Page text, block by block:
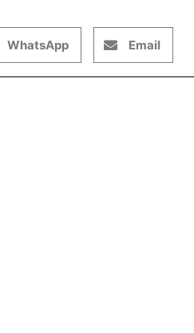
WhatsApp Email